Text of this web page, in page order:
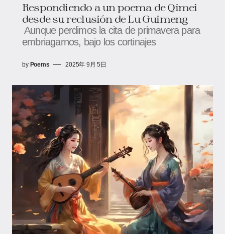
Respondiendo a un poema de Qimei
desde su reclusión de Lu Guimeng
Aunque perdimos la cita de primavera para
embriagarnos, bajo los cortinajes
by Poems 2025年 9月 5日